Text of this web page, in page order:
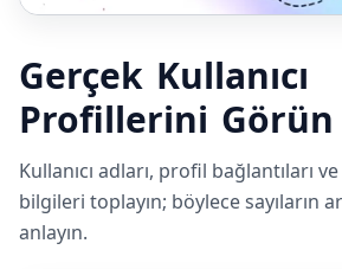
Gerçek Kullanıcı
Profillerini Görün
Kullanıcı adları, profil bağlantıları
bilgileri toplayın; böylece sayıların
anlayın.